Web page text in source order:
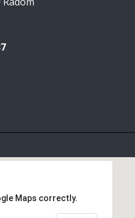
Maps correctly.